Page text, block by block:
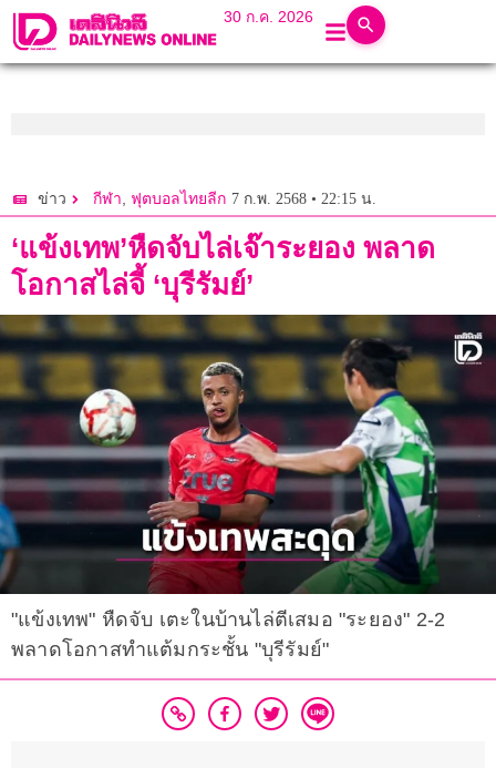
30 ก.ค. 2026
ข่าว กีฬา, ฟุตบอลไทยลีก 7 ก.พ. 2568 • 22:15 น.
‘แข้งเทพ’หืดจับไล่เจ๊าระยอง พลาด
โอกาสไล่จี้ ‘บุรีรัมย์’
"แข้งเทพ" หืดจับ เตะในบ้านไล่ตีเสมอ "ระยอง" 2-2
พลาดโอกาสทำแต้มกระชั้น "บุรีรัมย์"